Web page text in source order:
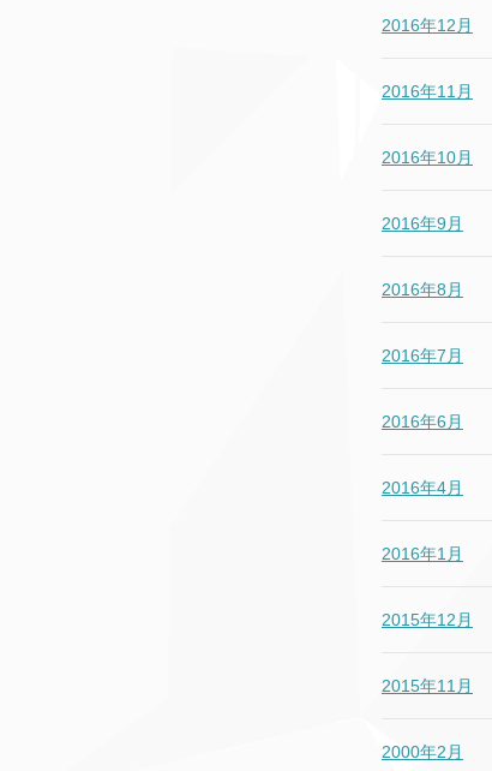
2016年12月
2016年11月
2016年10月
2016年9月
2016年8月
2016年7月
2016年6月
2016年4月
2016年1月
2015年12月
2015年11月
2000年2月